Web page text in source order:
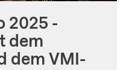
2025 -
dem
dem VMI-